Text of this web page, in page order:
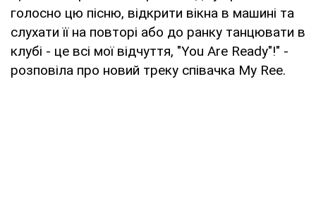
голосно цю пісню, відкрити вікна в машині та
слухати її на повторі або до ранку танцювати в
клубі - це всі мої відчуття, "You Are Ready"!" -
розповіла про новий треку співачка My Ree.